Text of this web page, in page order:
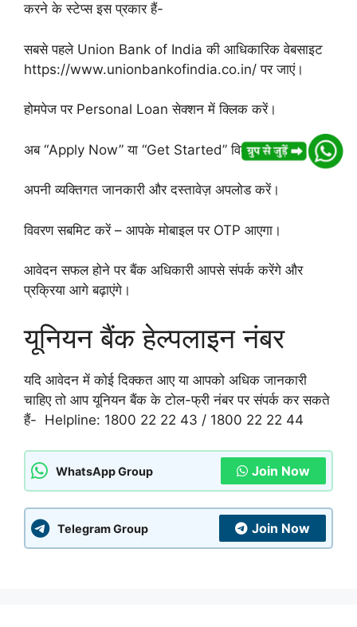
करने के स्टेप्स इस प्रकार हैं-
सबसे पहले Union Bank of India की आधिकारिक वेबसाइट
https://www.unionbankofindia.co.in/ पर जाएं।
होमपेज पर Personal Loan सेक्शन में क्लिक करें।
अब “Apply Now” या “Get Started” विकल्प चुनें।
अपनी व्यक्तिगत जानकारी और दस्तावेज़ अपलोड करें।
विवरण सबमिट करें – आपके मोबाइल पर OTP आएगा।
आवेदन सफल होने पर बैंक अधिकारी आपसे संपर्क करेंगे और
प्रक्रिया आगे बढ़ाएंगे।
यूनियन बैंक हेल्पलाइन नंबर
यदि आवेदन में कोई दिक्कत आए या आपको अधिक जानकारी
चाहिए तो आप यूनियन बैंक के टोल-फ्री नंबर पर संपर्क कर सकते
हैं- Helpline: 1800 22 22 43 / 1800 22 22 44
WhatsApp Group Join Now
Telegram Group Join Now